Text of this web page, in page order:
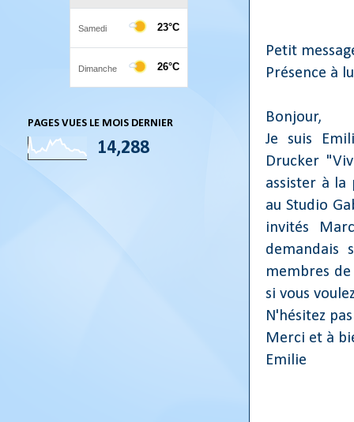
Petit
Présence à
Bonjour,
Je suis
Drucker
assister à la
au Studio
invités
demandais
membres
si vous
N'hésitez
Merci et à
Emilie
PAGES VUES LE MOIS DERNIER
14,288